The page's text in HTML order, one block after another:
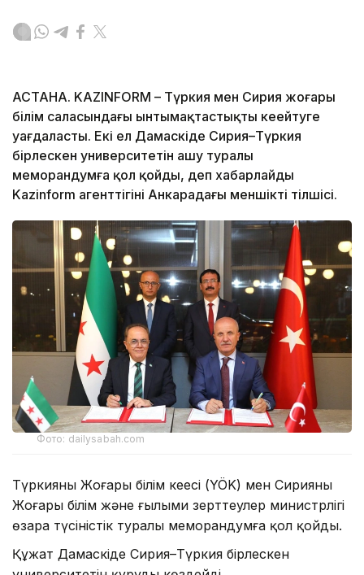
АСТАНА. KAZINFORM – Түркия мен Сирия жоғары
білім саласындағы ынтымақтастықты кеңейтуге
уағдаласты. Екі ел Дамаскіде Сирия–Түркия
бірлескен университетін ашу туралы
меморандумға қол қойды, деп хабарлайды
Kazinform агенттігінің Анкарадағы меншікті тілшісі.
Фото: dailysabah.com
Түркияның Жоғары білім кеңесі (YÖK) мен Сирияның
Жоғары білім және ғылыми зерттеулер министрлігі
өзара түсіністік туралы меморандумға қол қойды.
Құжат Дамаскіде Сирия–Түркия бірлескен